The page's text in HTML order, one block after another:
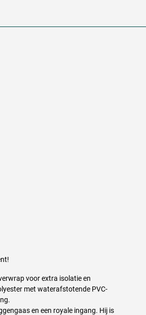
voor extra isolatie en
met waterafstotende PVC-
en een royale ingang. Hij is